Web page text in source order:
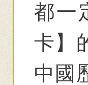
都一
卡】
中國